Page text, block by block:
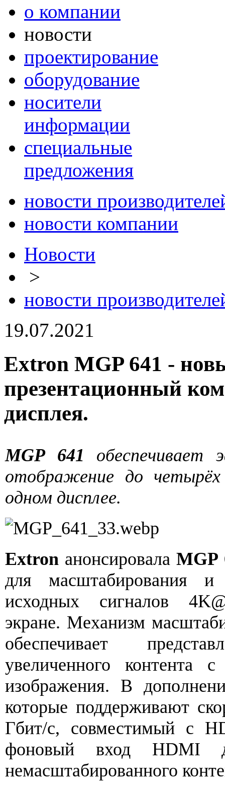
о компании
новости
проектирование
оборудование
носители
информации
специальные
предложения
новости
новости компании
Новости
>
новости
19.07.2021
Extron MGP 641 -
презентационный
дисплея.
MGP 641 обеспечивает
отображение до
одном дисплее.
Extron анонсировалаMGP
для масштабирования и
исходных сигналов
экране. Механизм
обеспечивает
увеличенного контента
изображения. В
которые поддерживают
Гбит/с, совместимый с
фоновый вход HDMI
немасштабированного